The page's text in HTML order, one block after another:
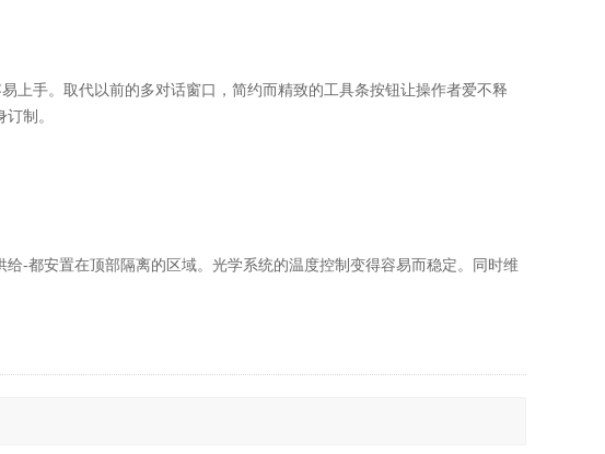
上手。取代以前的多对话窗口，简约而精致的工具条按钮让操作者爱不释
制。
-都安置在顶部隔离的区域。光学系统的温度控制变得容易而稳定。同时维